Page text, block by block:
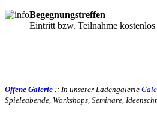
Begegnungstreffen
Eintritt bzw. Teilnahme kostenlos
Offene Galerie :: In unserer Ladengalerie
Spieleabende, Workshops, Seminare,